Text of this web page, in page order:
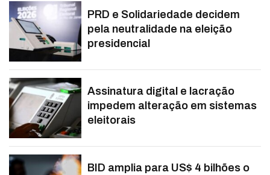
PRD e Solidariedade decidem
pela neutralidade na eleição
presidencial
Assinatura digital e lacração
impedem alteração em sistemas
eleitorais
BID amplia para US$ 4 bilhões o